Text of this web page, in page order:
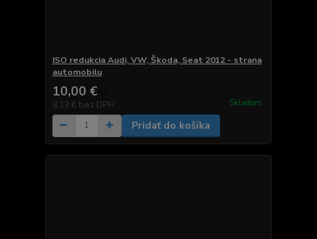
ISO redukcia Audi, VW, Škoda, Seat 2012 - strana
automobilu
10,00 €
8,13 € bez DPH Skladom
Pridať do košíka